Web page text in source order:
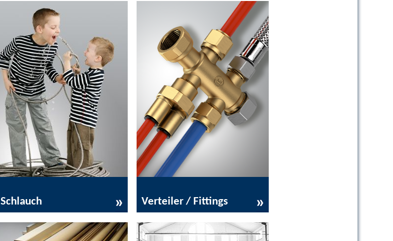
Schlauch Verteiler / Fittings